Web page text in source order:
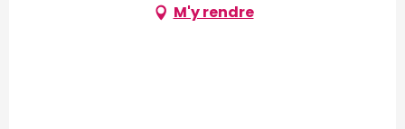
M'y rendre